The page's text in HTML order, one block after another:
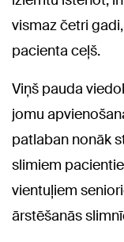
vismaz četri
pacienta ceļš.
Viņš pauda
jomu
patlaban nonāk
slimiem
vientuļiem
ārstēšanās